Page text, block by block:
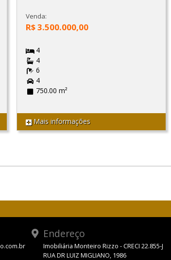
Venda:
R$ 3.500.000,00
4
4
6
4
750.00 m²
Mais informações
Endereço
Imobiliária Monteiro Rizzo - CRECI 22.855-J
RUA DR LUIZ MIGLIANO, 1986